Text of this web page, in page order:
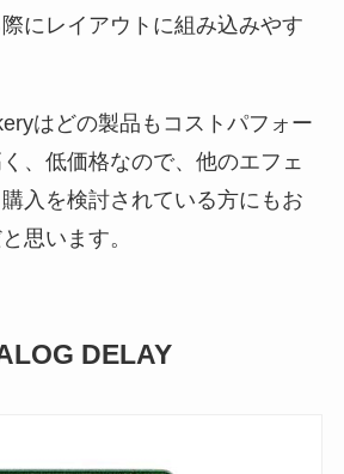
にレイアウトに組み込みやす
はどの製品もコストパフォー
、低価格なので、他のエフェ
入を検討されている方にもお
思います。
DELAY